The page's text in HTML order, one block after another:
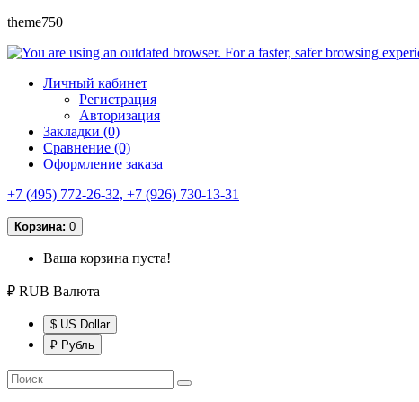
theme750
Личный кабинет
Регистрация
Авторизация
Закладки (0)
Сравнение (0)
Оформление заказа
+7 (495) 772-26-32, +7 (926) 730-13-31
Корзина: 0
Ваша корзина пуста!
₽ RUB Валюта
$ US Dollar
₽ Рубль